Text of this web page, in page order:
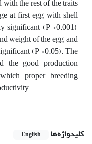
at first egg with shell
significant (P <0.001),
weight of the egg, and
(P <0.05). The
the good production
proper breeding
کلیدواژه‌ها English